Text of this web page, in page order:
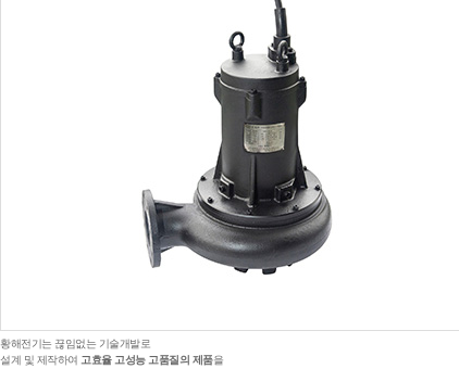
황해전기는 끊임없는 기술개발로
설계 및 제작하여 고효율 고성능 고품질의 제품을